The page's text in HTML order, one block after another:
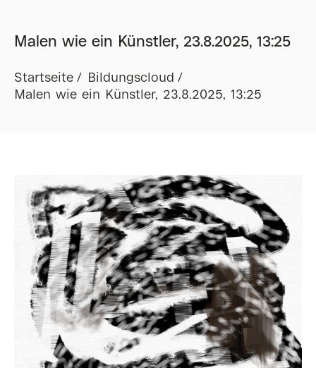
Malen wie ein Künstler, 23.8.2025, 13:25
Startseite
Bildungscloud
Malen wie ein Künstler, 23.8.2025, 13:25